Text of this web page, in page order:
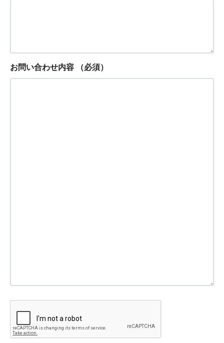
お問い合わせ内容 （必須）